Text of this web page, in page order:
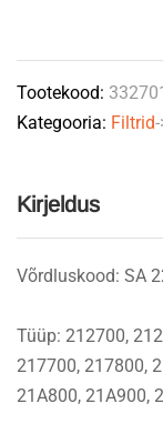
quantity
Tootekood:
Kategooria: Filtrid
Kirjeldus
Võrdluskood: SA
Tüüp: 212700,
217700, 217800,
21A800, 21A900,